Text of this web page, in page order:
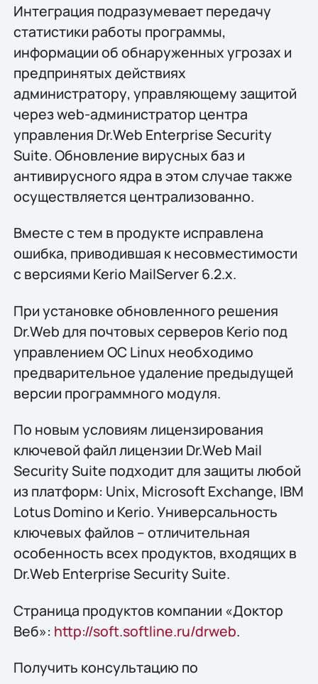
Интеграция подразумевает передачу
статистики работы программы,
информации об обнаруженных угрозах и
предпринятых действиях
администратору, управляющему защитой
через web-администратор центра
управления Dr.Web Enterprise Security
Suite. Обновление вирусных баз и
антивирусного ядра в этом случае также
осуществляется централизованно.
Вместе с тем в продукте исправлена
ошибка, приводившая к несовместимости
с версиями Kerio MailServer 6.2.x.
При установке обновленного решения
Dr.Web для почтовых серверов Kerio под
управлением ОС Linux необходимо
предварительное удаление предыдущей
версии программного модуля.
По новым условиям лицензирования
ключевой файл лицензии Dr.Web Mail
Security Suite подходит для защиты любой
из платформ: Unix, Microsoft Exchange, IBM
Lotus Domino и Kerio. Универсальность
ключевых файлов – отличительная
особенность всех продуктов, входящих в
Dr.Web Enterprise Security Suite.
Страница продуктов компании «Доктор
Веб»: http://soft.softline.ru/drweb.
Получить конcультацию по